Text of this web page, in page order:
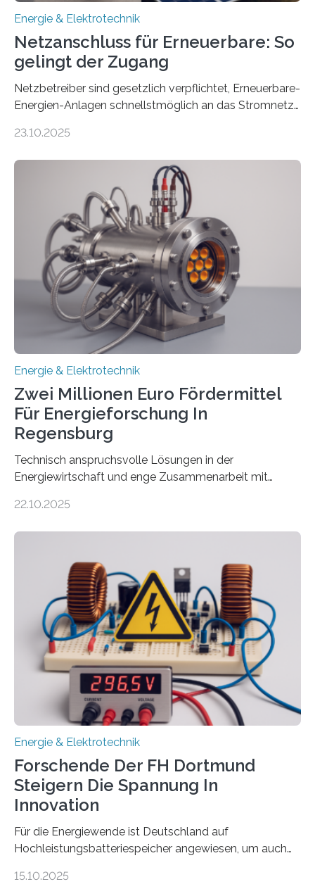
Energie & Elektrotechnik
Netzanschluss für Erneuerbare: So
gelingt der Zugang
Netzbetreiber sind gesetzlich verpflichtet, Erneuerbare-
Energien-Anlagen schnellstmöglich an das Stromnetz
ermöglichen. Doch der dafür nötige Netzausbau hinkt
einem „Anschlussstau“. Die Stiftung
Umweltenergierecht hat den Rechtsrahmen in einem
neuen Bericht für die Praxis eingeordnet – inklusive der
Rolle von flexiblen Netzanschlussvereinbarungen. Der
Netzanschluss von Erneuerbare-Energien-Anlagen
(EE-Anlagen) ist entscheidend für die Energiewende.
Denn ohne Anschluss an das Netz kann kein Strom
eingespeist werden. Nach dem Erneuerbare-Energien-
Gesetz (EEG) sind Netzbetreiber…
23.10.2025
Energie & Elektrotechnik
Zwei Millionen Euro Fördermittel
Für Energieforschung In
Regensburg
Technisch anspruchsvolle Lösungen in der
Energiewirtschaft und enge Zusammenarbeit mit
neuen EU-geförderten Transfer-Projekte zu
Energietechnologien werden vom Europäischen
Sozialfonds Plus (ESF+) gefördert – mit einer
Gesamtsumme von mehr als zwei Millionen Euro.
Damit zählt die Hochschule zu den großen
Gewinnerinnen der aktuellen Förderrunde des
Bayerischen Wissenschaftsministeriums. Im
Mittelpunkt steht der direkte Wissenstransfer: Neue
wissenschaftliche Erkenntnisse sollen rasch in die
22.10.2025
Energie & Elektrotechnik
Forschende Der FH Dortmund
Steigern Die Spannung In
Innovation
Für die Energiewende ist Deutschland auf
Hochleistungsbatteriespeicher angewiesen, um auch
Doch mit der immensen Zahl einzelner Batteriezellen,
15.10.2025